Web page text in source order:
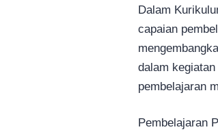
Dalam
capaian
dalam
pembelajaran
Pembelajaran